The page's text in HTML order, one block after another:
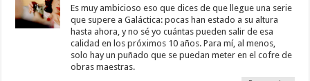
Es muy ambicioso eso que dices de que llegue una serie
que supere a Galáctica: pocas han estado a su altura
hasta ahora, y no sé yo cuántas pueden salir de esa
calidad en los próximos 10 años. Para mí, al menos,
solo hay un puñado que se puedan meter en el cofre de
obras maestras.